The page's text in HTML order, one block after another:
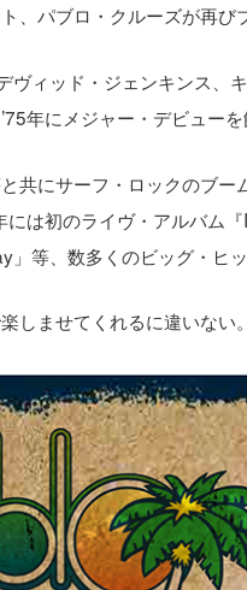
、パブロ・クルーズが再び
ヴィッド・ジェンキンス、
年にメジャー・デビュー
共にサーフ・ロックのブ
は初のライヴ・アルバム
等、数多くのビッグ・ヒッ
しませてくれるに違いない。